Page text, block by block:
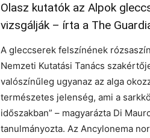
Olasz kutatók az Alpok
vizsgálják – írta a The
A gleccserek felszínének
Nemzeti Kutatási Tanács
valószínűleg ugyanaz az alga
természetes jelenség, ami a
időszakban” – magyarázta Di
tanulmányozta. Az Ancylonema